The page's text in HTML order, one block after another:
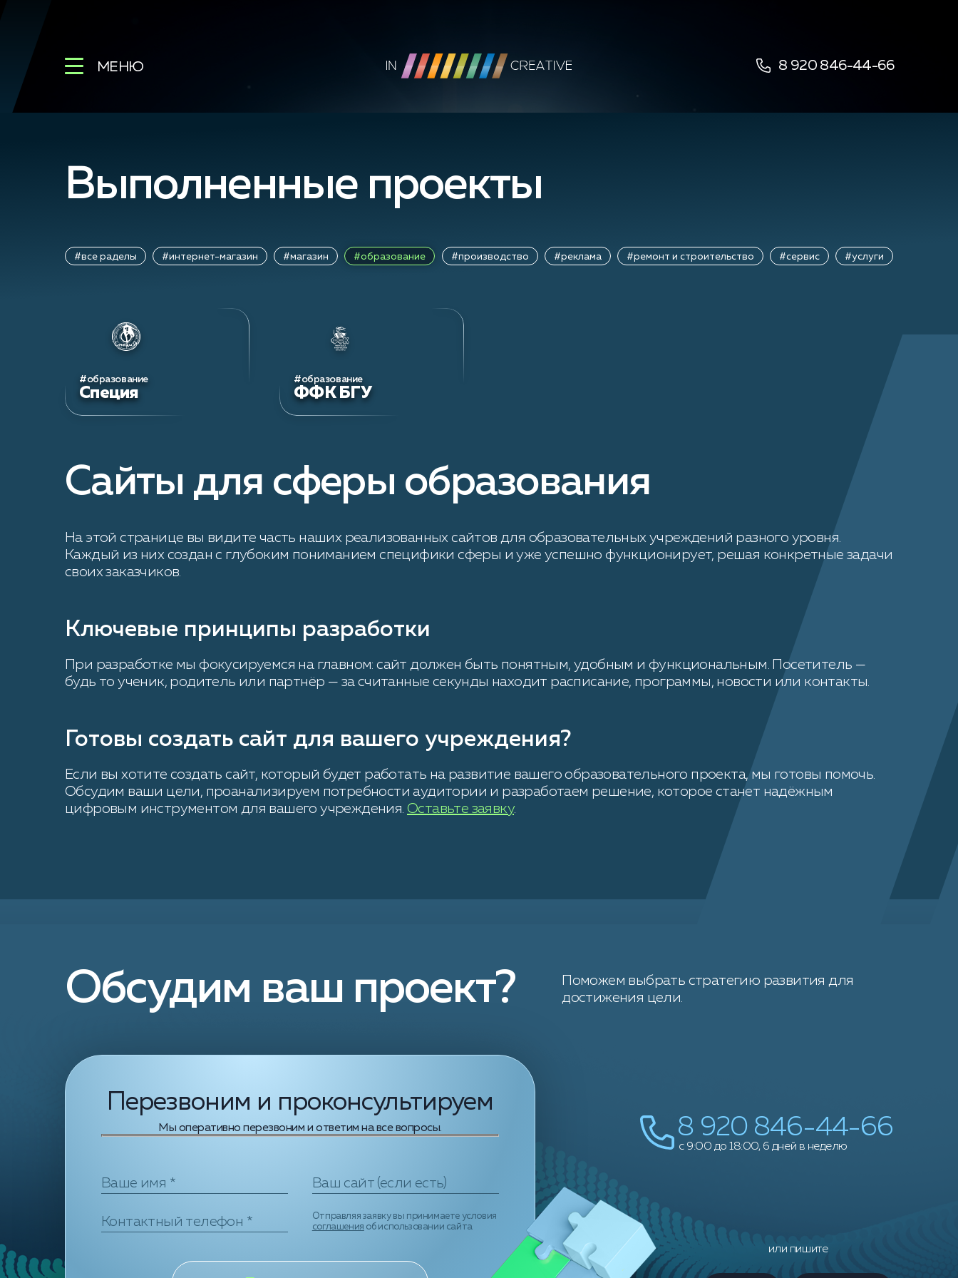
МЕНЮ 8 920 846-44-66
Выполненные проекты
#все раделы #интернет-магазин #магазин #образование #производство #реклама #ремонт и строительство #сервис #услуги
#образование
Специя
#образование
ФФК БГУ
Сайты для сферы образования
На этой странице вы видите часть наших реализованных сайтов для образовательных учреждений разного уровня.
Каждый из них создан с глубоким пониманием специфики сферы и уже успешно функционирует, решая конкретные задачи
своих заказчиков.
Ключевые принципы разработки
При разработке мы фокусируемся на главном: сайт должен быть понятным, удобным и функциональным. Посетитель —
будь то ученик, родитель или партнёр — за считанные секунды находит расписание, программы, новости или контакты.
Готовы создать сайт для вашего учреждения?
Если вы хотите создать сайт, который будет работать на развитие вашего образовательного проекта, мы готовы помочь.
Обсудим ваши цели, проанализируем потребности аудитории и разработаем решение, которое станет надёжным
цифровым инструментом для вашего учреждения. Оставьте заявку.
Обсудим ваш проект?
Поможем выбрать стратегию развития для
достижения цели.
Перезвоним и проконсультируем
Мы оперативно перезвоним и ответим на все вопросы.
Отправляя заявку вы принимаете условия
соглашения об использовании сайта
8 920 846-44-66
c 9:00 до 18:00, 6 дней в неделю
или пишите